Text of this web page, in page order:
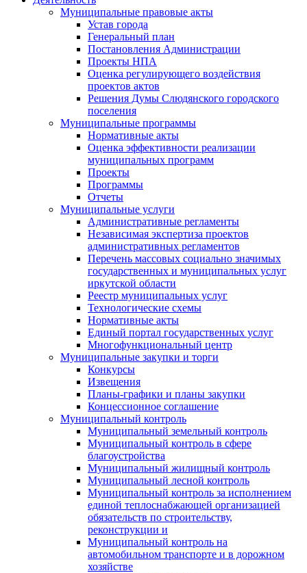
Муниципальные правовые акты
Устав города
Генеральный план
Постановления Администрации
Проекты НПА
Оценка регулирующего воздействия
проектов актов
Решения Думы Слюдянского городского
поселения
Муниципальные программы
Нормативные акты
Оценка эффективности реализации
муниципальных программ
Проекты
Программы
Отчеты
Муниципальные услуги
Административные регламенты
Независимая экспертиза проектов
административных регламентов
Перечень массовых социально значимых
государственных и муниципальных услуг
иркутской области
Реестр муниципальных услуг
Технологические схемы
Нормативные акты
Единый портал государственных услуг
Многофункциональный центр
Муниципальные закупки и торги
Конкурсы
Извещения
Планы-графики и планы закупки
Концессионное соглашение
Муниципальный контроль
Муниципальный земельный контроль
Муниципальный контроль в сфере
благоустройства
Муниципальный жилищный контроль
Муниципальный лесной контроль
Муниципальный контроль за исполнением
единой теплоснабжающей организацией
обязательств по строительству,
реконструкции и
Муниципальный контроль на
автомобильном транспорте и в дорожном
хозяйстве